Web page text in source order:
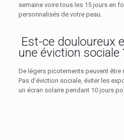
semaine voire tous les 15 jours en
personnalisés de votre peau.
Est-ce douloureux
une éviction sociale
De légers picotements peuvent être
Pas d’éviction sociale, éviter les
un écran solaire pendant 10 jours